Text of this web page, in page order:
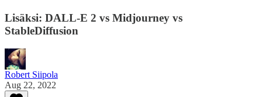
Lisäksi: DALL-E 2 vs Midjourney vs
StableDiffusion
Robert Siipola
Aug 22, 2022